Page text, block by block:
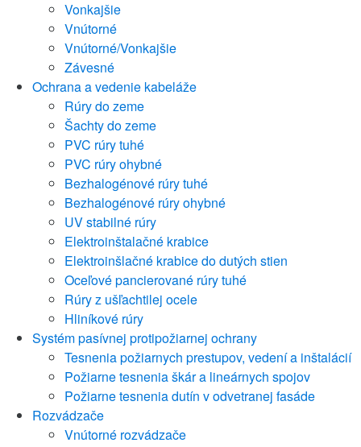
Vonkajšie
Vnútorné
Vnútorné/Vonkajšie
Závesné
Ochrana a vedenie kabeláže
Rúry do zeme
Šachty do zeme
PVC rúry tuhé
PVC rúry ohybné
Bezhalogénové rúry tuhé
Bezhalogénové rúry ohybné
UV stabilné rúry
Elektroinštalačné krabice
Elektroinšlačné krabice do dutých stien
Oceľové pancierované rúry tuhé
Rúry z ušľachtilej ocele
Hliníkové rúry
Systém pasívnej protipožiarnej ochrany
Tesnenia požiarnych prestupov, vedení a inštalácií
Požiarne tesnenia škár a lineárnych spojov
Požiarne tesnenia dutín v odvetranej fasáde
Rozvádzače
Vnútorné rozvádzače